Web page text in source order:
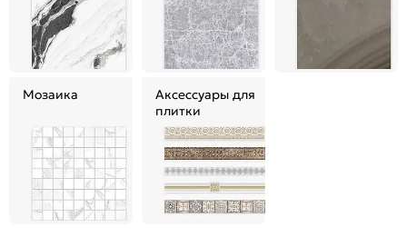
Мозаика
Аксессуары для
плитки